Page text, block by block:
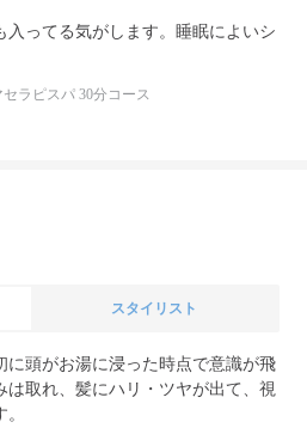
入ってる気がします。睡眠によいシ
ラピスパ 30分コース
スタイリスト
に頭がお湯に浸った時点で意識が飛
は取れ、髪にハリ・ツヤが出て、視